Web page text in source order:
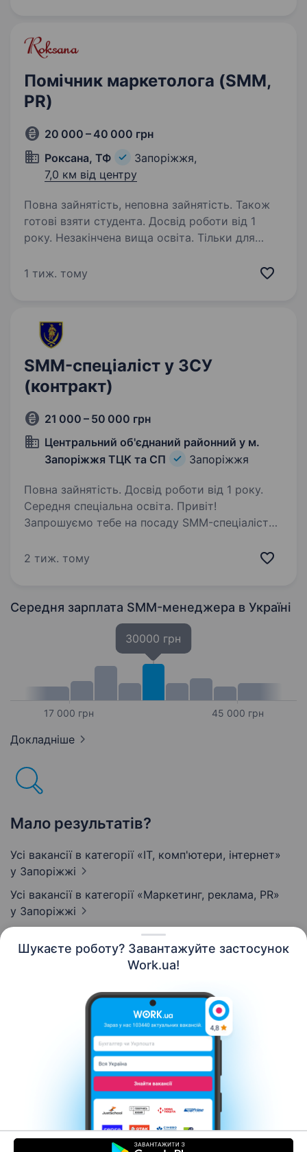
Шукаєте роботу? Завантажуйте застосунок
Work.ua!
допоможе нам ще краще розповісти…
Помічник маркетолога (SMM,
PR)
20 000 – 40 000 грн
Роксана, ТФ
Запоріжжя,
7,0 км від центру
Повна зайнятість, неповна зайнятість. Також
готові взяти студента. Досвід роботи від 1
року. Незакінчена вища освіта. Тільки для
успішне підприємство з динамічним
команда також активно працює у напрямках
дистрибуції,…
1 тиж. тому
SMM-спеціаліст у ЗСУ
(контракт)
21 000 – 50 000 грн
Центральний об'єднаний районний у м.
Запоріжжя ТЦК та СП
Запоріжжя
Повна зайнятість. Досвід роботи від 1 року.
Середня спеціальна освіта. Привіт!
Запрошуємо тебе на посаду SMM-спеціаліста
Як SMM-спеціаліст, ти матимеш унікальну
та розвитком…
2 тиж. тому
Середня зарплата SMM-менеджера в Україні
17 000 грн
30000 грн
45 000 грн
Докладніше
Мало результатів?
Усі вакансії в категорії «IT, комп'ютери, інтернет»
у Запоріжжі
Усі вакансії в категорії «Маркетинг, реклама, PR»
у Запоріжжі
Контакти Про нас
Кар’єра
Допомога Умови використання